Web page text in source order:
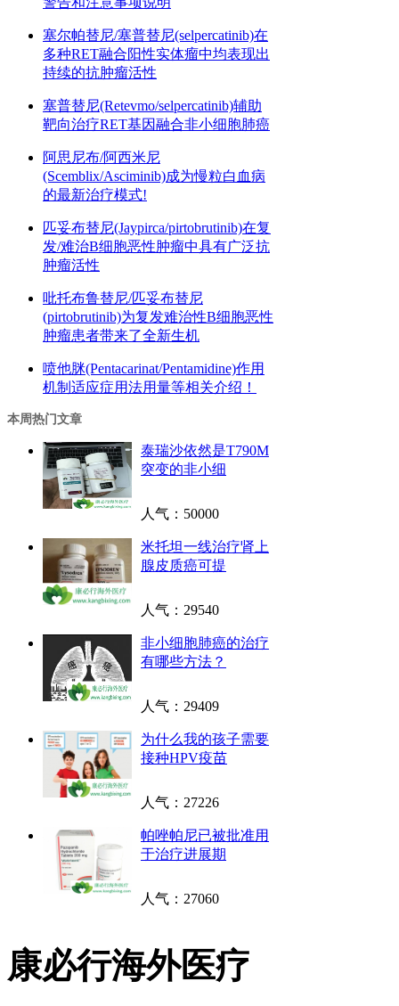
塞尔帕替尼/塞普替尼(selpercatinib)在
多种RET融合阳性实体瘤中均表现出
持续的抗肿瘤活性
塞普替尼(Retevmo/selpercatinib)辅助
靶向治疗RET基因融合非小细胞肺癌
阿思尼布/阿西米尼
(Scemblix/Asciminib)成为慢粒白血病
的最新治疗模式!
匹妥布替尼(Jaypirca/pirtobrutinib)在复
发/难治B细胞恶性肿瘤中具有广泛抗
肿瘤活性
吡托布鲁替尼/匹妥布替尼
(pirtobrutinib)为复发难治性B细胞恶性
肿瘤患者带来了全新生机
喷他脒(Pentacarinat/Pentamidine)作用
机制适应症用法用量等相关介绍！
本周热门文章
泰瑞沙依然是T790M
突变的非小细
人气： 50000
米托坦一线治疗肾上
腺皮质癌可提
人气： 29540
非小细胞肺癌的治疗
有哪些方法？
人气： 29409
为什么我的孩子需要
接种HPV疫苗
人气： 27226
帕唑帕尼已被批准用
于治疗进展期
人气： 27060
康必行海外医疗